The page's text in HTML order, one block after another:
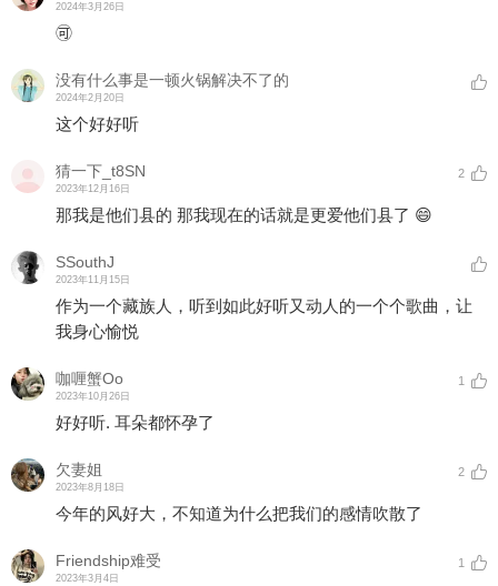
2024年3月26日
🉑
没有什么事是一顿火锅解决不了的
2024年2月20日
这个好好听
猜一下_t8SN
2023年12月16日
2
那我是他们县的 那我现在的话就是更爱他们县了 😄
SSouthJ
2023年11月15日
作为一个藏族人，听到如此好听又动人的一个个歌曲，让
我身心愉悦
咖喱蟹Oo
2023年10月26日
1
好好听. 耳朵都怀孕了
欠妻姐
2023年8月18日
2
今年的风好大，不知道为什么把我们的感情吹散了
Friendship难受
2023年3月4日
1